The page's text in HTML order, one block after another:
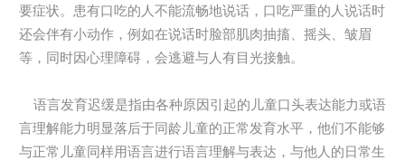
要症状。患有口吃的人不能流畅地说话，口吃严重的人说话时
还会伴有小动作，例如在说话时脸部肌肉抽搐、摇头、皱眉
等，同时因心理障碍，会逃避与人有目光接触。
语言发育迟缓是指由各种原因引起的儿童口头表达能力或语
言理解能力明显落后于同龄儿童的正常发育水平，他们不能够
与正常儿童同样用语言进行语言理解与表达，与他人的日常生